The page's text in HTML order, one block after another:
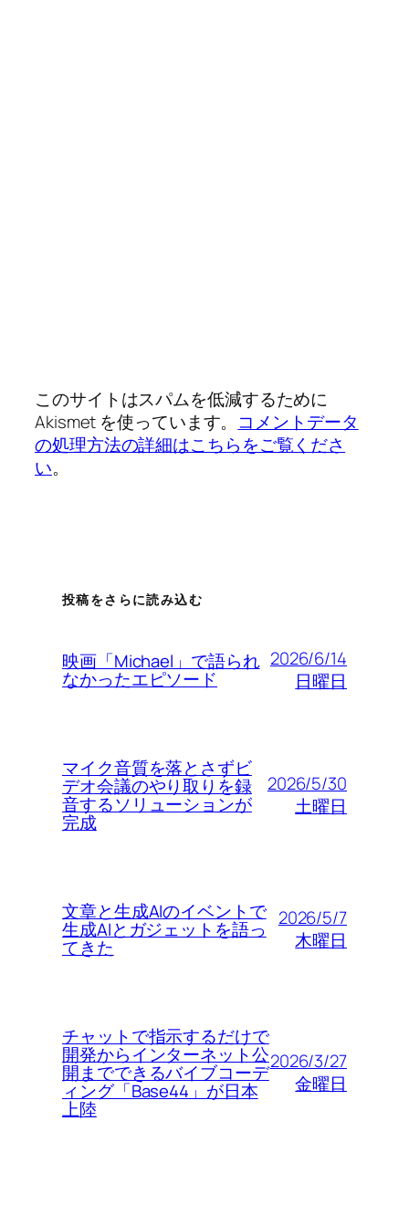
このサイトはスパムを低減するために
Akismet を使っています。 コメントデータ
の処理方法の詳細はこちらをご覧くださ
い。
投稿をさらに読み込む
映画「Michael」で語られ
なかったエピソード
2026/6/14
日曜日
マイク音質を落とさずビ
デオ会議のやり取りを録
音するソリューションが
完成
2026/5/30
土曜日
文章と生成AIのイベントで
生成AIとガジェットを語っ
てきた
2026/5/7
木曜日
チャットで指示するだけで
開発からインターネット公
開までできるバイブコーデ
ィング「Base44」が日本
上陸
2026/3/27
金曜日